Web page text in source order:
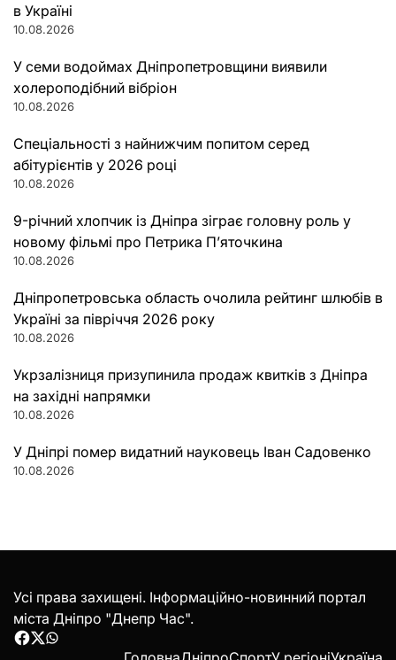
в Україні
10.08.2026
У семи водоймах Дніпропетровщини виявили
холероподібний вібріон
10.08.2026
Спеціальності з найнижчим попитом серед
абітурієнтів у 2026 році
10.08.2026
9-річний хлопчик із Дніпра зіграє головну роль у
новому фільмі про Петрика П’яточкина
10.08.2026
Дніпропетровська область очолила рейтинг шлюбів в
Україні за півріччя 2026 року
10.08.2026
Укрзалізниця призупинила продаж квитків з Дніпра
на західні напрямки
10.08.2026
У Дніпрі помер видатний науковець Іван Садовенко
10.08.2026
Усі права захищені. Інформаційно-новинний портал
міста Дніпро "Днепр Час".
Facebook
Twitter
WhatsApp